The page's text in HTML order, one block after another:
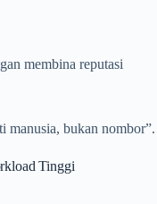
membina reputasi
manusia, bukan nombor”.
Tinggi